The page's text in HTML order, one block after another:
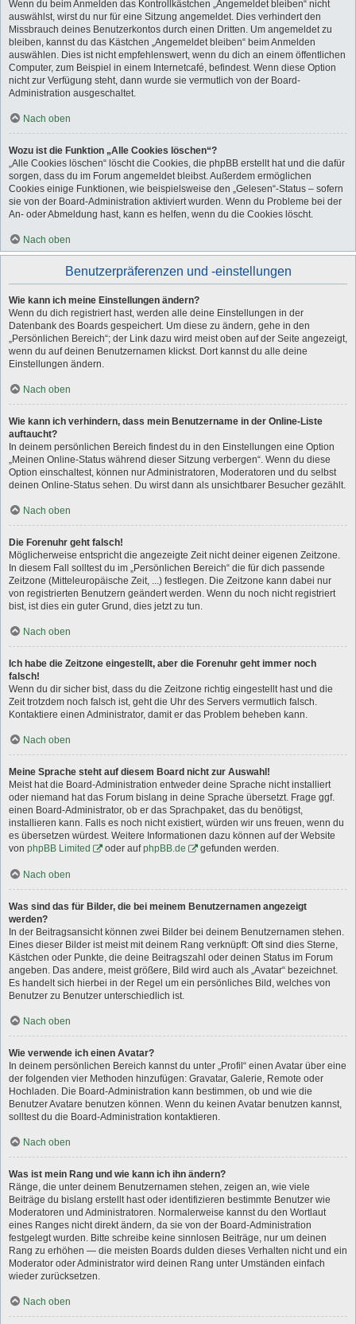
Wenn du beim Anmelden das Kontrollkästchen „Angemeldet bleiben“ nicht
auswählst, wirst du nur für eine Sitzung angemeldet. Dies verhindert den
Missbrauch deines Benutzerkontos durch einen Dritten. Um angemeldet zu
bleiben, kannst du das Kästchen „Angemeldet bleiben“ beim Anmelden
auswählen. Dies ist nicht empfehlenswert, wenn du dich an einem öffentlichen
Computer, zum Beispiel in einem Internetcafé, befindest. Wenn diese Option
nicht zur Verfügung steht, dann wurde sie vermutlich von der Board-
Administration ausgeschaltet.
Nach oben
Wozu ist die Funktion „Alle Cookies löschen“?
„Alle Cookies löschen“ löscht die Cookies, die phpBB erstellt hat und die dafür
sorgen, dass du im Forum angemeldet bleibst. Außerdem ermöglichen
Cookies einige Funktionen, wie beispielsweise den „Gelesen“-Status – sofern
sie von der Board-Administration aktiviert wurden. Wenn du Probleme bei der
An- oder Abmeldung hast, kann es helfen, wenn du die Cookies löscht.
Nach oben
Benutzerpräferenzen und -einstellungen
Wie kann ich meine Einstellungen ändern?
Wenn du dich registriert hast, werden alle deine Einstellungen in der
Datenbank des Boards gespeichert. Um diese zu ändern, gehe in den
„Persönlichen Bereich“; der Link dazu wird meist oben auf der Seite angezeigt,
wenn du auf deinen Benutzernamen klickst. Dort kannst du alle deine
Einstellungen ändern.
Nach oben
Wie kann ich verhindern, dass mein Benutzername in der Online-Liste
auftaucht?
In deinem persönlichen Bereich findest du in den Einstellungen eine Option
„Meinen Online-Status während dieser Sitzung verbergen“. Wenn du diese
Option einschaltest, können nur Administratoren, Moderatoren und du selbst
deinen Online-Status sehen. Du wirst dann als unsichtbarer Besucher gezählt.
Nach oben
Die Forenuhr geht falsch!
Möglicherweise entspricht die angezeigte Zeit nicht deiner eigenen Zeitzone.
In diesem Fall solltest du im „Persönlichen Bereich“ die für dich passende
Zeitzone (Mitteleuropäische Zeit, ...) festlegen. Die Zeitzone kann dabei nur
von registrierten Benutzern geändert werden. Wenn du noch nicht registriert
bist, ist dies ein guter Grund, dies jetzt zu tun.
Nach oben
Ich habe die Zeitzone eingestellt, aber die Forenuhr geht immer noch
falsch!
Wenn du dir sicher bist, dass du die Zeitzone richtig eingestellt hast und die
Zeit trotzdem noch falsch ist, geht die Uhr des Servers vermutlich falsch.
Kontaktiere einen Administrator, damit er das Problem beheben kann.
Nach oben
Meine Sprache steht auf diesem Board nicht zur Auswahl!
Meist hat die Board-Administration entweder deine Sprache nicht installiert
oder niemand hat das Forum bislang in deine Sprache übersetzt. Frage ggf.
einen Board-Administrator, ob er das Sprachpaket, das du benötigst,
installieren kann. Falls es noch nicht existiert, würden wir uns freuen, wenn du
es übersetzen würdest. Weitere Informationen dazu können auf der Website
von phpBB Limited oder aufphpBB.de gefunden werden.
Nach oben
Was sind das für Bilder, die bei meinem Benutzernamen angezeigt
werden?
In der Beitragsansicht können zwei Bilder bei deinem Benutzernamen stehen.
Eines dieser Bilder ist meist mit deinem Rang verknüpft: Oft sind dies Sterne,
Kästchen oder Punkte, die deine Beitragszahl oder deinen Status im Forum
angeben. Das andere, meist größere, Bild wird auch als „Avatar“ bezeichnet.
Es handelt sich hierbei in der Regel um ein persönliches Bild, welches von
Benutzer zu Benutzer unterschiedlich ist.
Nach oben
Wie verwende ich einen Avatar?
In deinem persönlichen Bereich kannst du unter „Profil“ einen Avatar über eine
der folgenden vier Methoden hinzufügen: Gravatar, Galerie, Remote oder
Hochladen. Die Board-Administration kann bestimmen, ob und wie die
Benutzer Avatare benutzen können. Wenn du keinen Avatar benutzen kannst,
solltest du die Board-Administration kontaktieren.
Nach oben
Was ist mein Rang und wie kann ich ihn ändern?
Ränge, die unter deinem Benutzernamen stehen, zeigen an, wie viele
Beiträge du bislang erstellt hast oder identifizieren bestimmte Benutzer wie
Moderatoren und Administratoren. Normalerweise kannst du den Wortlaut
eines Ranges nicht direkt ändern, da sie von der Board-Administration
festgelegt wurden. Bitte schreibe keine sinnlosen Beiträge, nur um deinen
Rang zu erhöhen — die meisten Boards dulden dieses Verhalten nicht und ein
Moderator oder Administrator wird deinen Rang unter Umständen einfach
wieder zurücksetzen.
Nach oben